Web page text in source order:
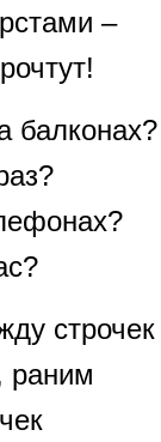
–
балконах?
строчек
раним